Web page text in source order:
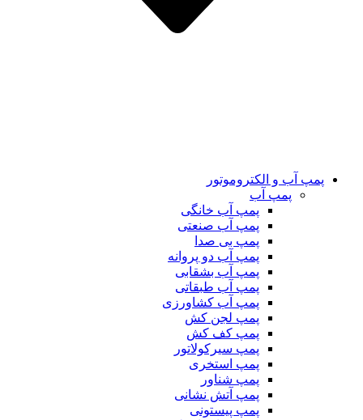
پمپ آب و الکتروموتور
پمپ آب
پمپ آب خانگی
پمپ آب صنعتی
پمپ بی صدا
پمپ آب دو پروانه
پمپ آب بشقابی
پمپ آب طبقاتی
پمپ آب کشاورزی
پمپ لجن کش
پمپ کف کش
پمپ سیرکولاتور
پمپ استخری
پمپ شناور
پمپ آتش نشانی
پمپ پیستونی